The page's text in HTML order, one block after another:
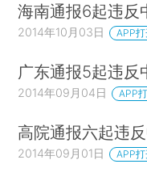
海南通报6起违反
2014年10月03日 APP
广东通报5起违反
2014年09月04日 APP
高院通报六起违
2014年09月01日 APP